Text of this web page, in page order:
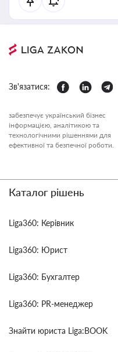
Зв'язатися:
забезпечує український бізнес
інформацією, аналітикою та
технологічними рішеннями для
ефективної та безпечної роботи.
Каталог рішень
Liga360: Керівник
Liga360: Юрист
Liga360: Бухгалтер
Liga360: PR-менеджер
Знайти юриста Liga:BOOK